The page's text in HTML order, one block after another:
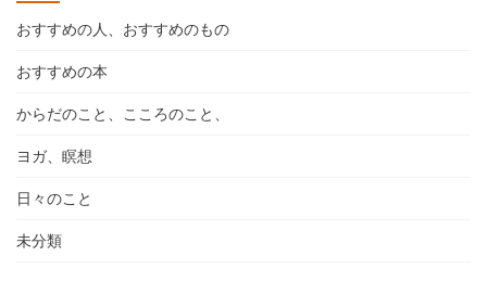
おすすめの人、おすすめのもの
おすすめの本
からだのこと、こころのこと、
ヨガ、瞑想
日々のこと
未分類